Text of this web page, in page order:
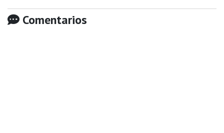
Comentarios